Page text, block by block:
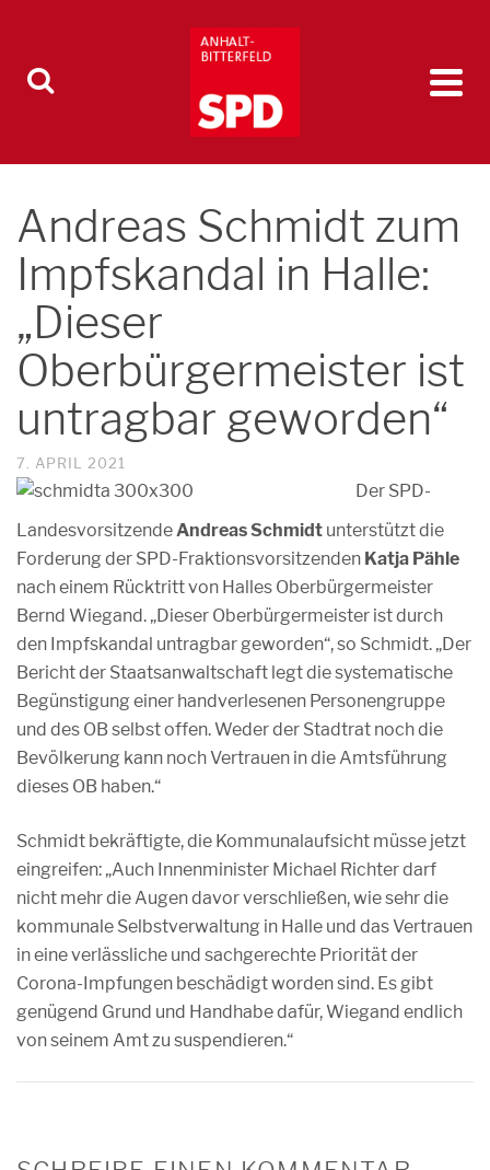
Andreas Schmidt zum
Impfskandal in Halle:
„Dieser
Oberbürgermeister ist
untragbar geworden“
7. APRIL 2021
Der SPD-
LandesvorsitzendeAndreas Schmidt unterstützt die
Forderung der SPD-Fraktionsvorsitzenden Katja Pähle
nach einem Rücktritt von Halles Oberbürgermeister
Bernd Wiegand. „Dieser Oberbürgermeister ist durch
den Impfskandal untragbar geworden“, so Schmidt. „Der
Bericht der Staatsanwaltschaft legt die systematische
Begünstigung einer handverlesenen Personengruppe
und des OB selbst offen. Weder der Stadtrat noch die
Bevölkerung kann noch Vertrauen in die Amtsführung
dieses OB haben.“
Schmidt bekräftigte, die Kommunalaufsicht müsse jetzt
eingreifen: „Auch Innenminister Michael Richter darf
nicht mehr die Augen davor verschließen, wie sehr die
kommunale Selbstverwaltung in Halle und das Vertrauen
in eine verlässliche und sachgerechte Priorität der
Corona-Impfungen beschädigt worden sind. Es gibt
genügend Grund und Handhabe dafür, Wiegand endlich
von seinem Amt zu suspendieren.“